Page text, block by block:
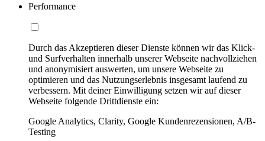
Performance
Durch das Akzeptieren dieser Dienste können wir das Klick-
und Surfverhalten innerhalb unserer Webseite nachvollziehen
und anonymisiert auswerten, um unsere Webseite zu
optimieren und das Nutzungserlebnis insgesamt laufend zu
verbessern. Mit deiner Einwilligung setzen wir auf dieser
Webseite folgende Drittdienste ein:
Google Analytics, Clarity, Google Kundenrezensionen, A/B-
Testing